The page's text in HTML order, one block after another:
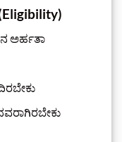
ಅರ್ಹತಾ